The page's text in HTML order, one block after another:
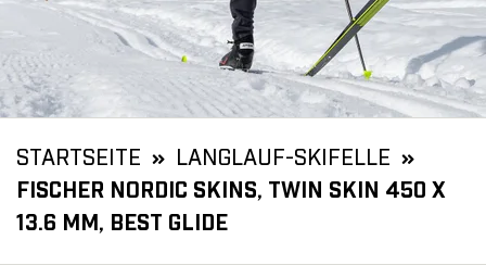
STARTSEITE
LANGLAUF-SKIFELLE
FISCHER NORDIC SKINS, TWIN SKIN 450 X
13.6 MM, BEST GLIDE